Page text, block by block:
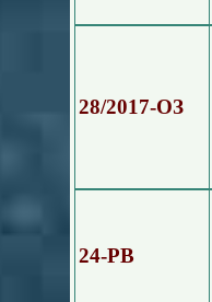
28/2017-ОЗ
24-РВ